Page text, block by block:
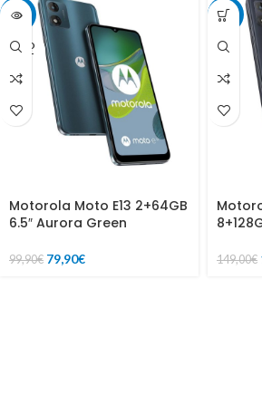
-20%
SOLD
OUT
Motorola Moto E13 2+64GB
6.5″ Aurora Green
99,90€ 79,90€
-20%
149,00€